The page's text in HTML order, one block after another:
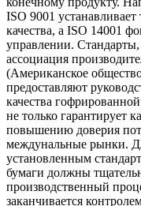
ISO 9001
качества, а ISO 14001
управлении.
ассоциация
(Американское
предоставляют
качества
не только гарантирует
повышению доверия
междунальные рынки.
установленным
бумаги должны
производственный
заканчивается